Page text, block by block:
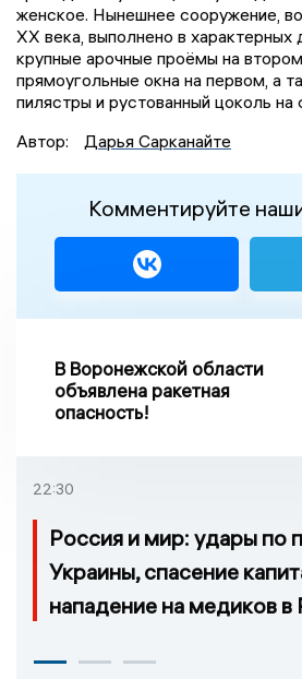
женское. Нынешнее сооружение,
XX века, выполнено в
крупные арочные проёмы на
прямоугольные окна на первом, а
пилястры и рустованный цоколь на
Автор:
Дарья Сарканайте
Комментируйте
В Воронежской области
объявлена ракетная
опасность!
22:30
Россия и мир: удары по
Украины, спасение
нападение на медиков